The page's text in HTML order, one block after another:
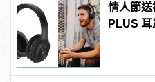
情人節
PLUS